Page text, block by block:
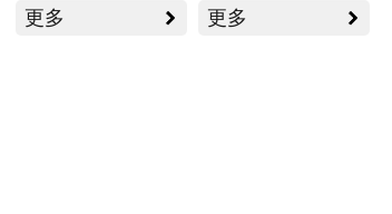
更多 更多